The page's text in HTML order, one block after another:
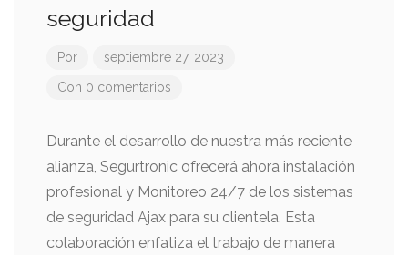
seguridad
Por septiembre 27, 2023
Con 0 comentarios
Durante el desarrollo de nuestra más reciente
alianza, Segurtronic ofrecerá ahora instalación
profesional y Monitoreo 24/7 de los sistemas
de seguridad Ajax para su clientela. Esta
colaboración enfatiza el trabajo de manera